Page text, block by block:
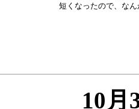
10月